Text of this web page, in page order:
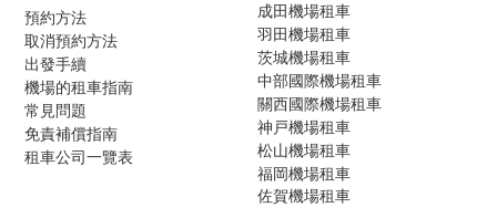
預約方法
取消預約方法
出發手續
機場的租車指南
常見問題
免責補償指南
租車公司一覽表
成田機場租車
羽田機場租車
茨城機場租車
中部國際機場租車
關西國際機場租車
神戸機場租車
松山機場租車
福岡機場租車
佐賀機場租車